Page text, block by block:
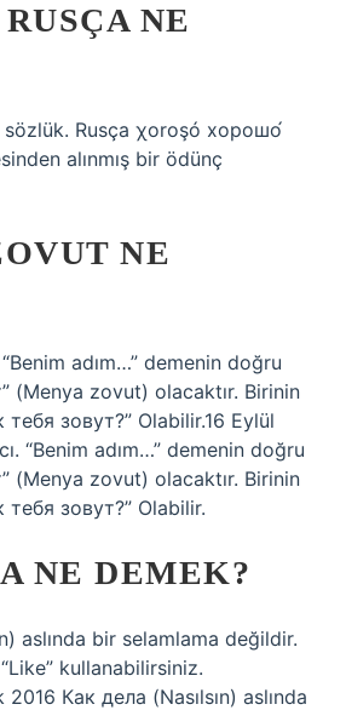
NE
sözlük. Rusça χoroşó хорошо́
alınmış bir ödünç
NE
adım…” demenin doğru
(Menya zovut) olacaktır. Birinin
тебя зовут?” Olabilir.16 Eylül
“Benim adım…” demenin doğru
(Menya zovut) olacaktır. Birinin
тебя зовут?” Olabilir.
NE DEMEK?
aslında bir selamlama değildir.
“Like” kullanabilirsiniz.
2016 Как дела (Nasılsın) aslında